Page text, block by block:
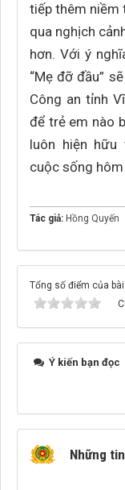
tiếp thêm niềm
qua nghịch
hơn. Với ý
“Mẹ đỡ đầu”
Công an tỉnh
để trẻ em nào
luôn hiện
cuộc sống hôm
Tác giả: Hồng Quyến
Tổng số điểm của
Ý kiến bạn đọc
Những